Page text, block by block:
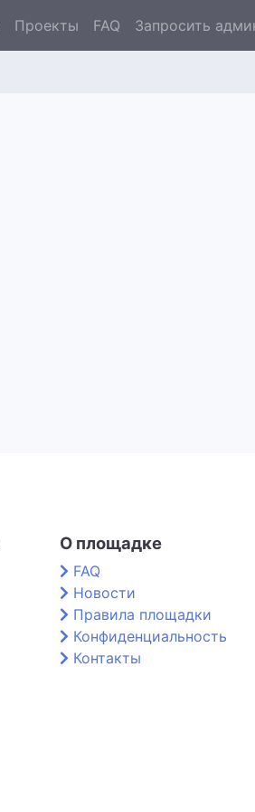
Проекты FAQ Запросить
О площадке
FAQ
Новости
Правила площадки
Конфиденциальность
Контакты